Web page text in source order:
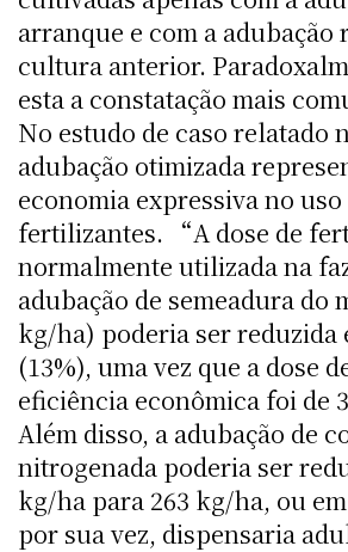
arranque e com a adubação
cultura anterior.
esta a constatação mais
No estudo de caso relatado
adubação otimizada
economia expressiva no uso
fertilizantes. “A dose de
normalmente utilizada na
adubação de semeadura do
kg/ha) poderia ser reduzida
(13%), uma vez que a dose
eficiência econômica foi de
Além disso, a adubação de
nitrogenada poderia ser
kg/ha para 263 kg/ha, ou
por sua vez, dispensaria